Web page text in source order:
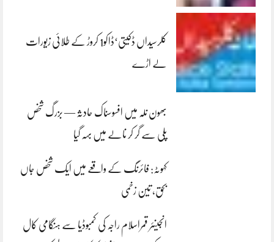
کلرسیداں ڈکیتی‘ڈاکو1 کروڑ کے طلائی زیورات
لے اڑے
بھون نلہ میں افسوسناک حادثہ — بزرگ شخص
پلی سے گر کر نالے میں بہہ گیا
کہوٹہ: فائرنگ کے واقعے میں ایک شخص جاں
بحق، تین زخمی
انجینئر قمراسلام راجہ کی کمبوڈیا سے ہنگامی کال